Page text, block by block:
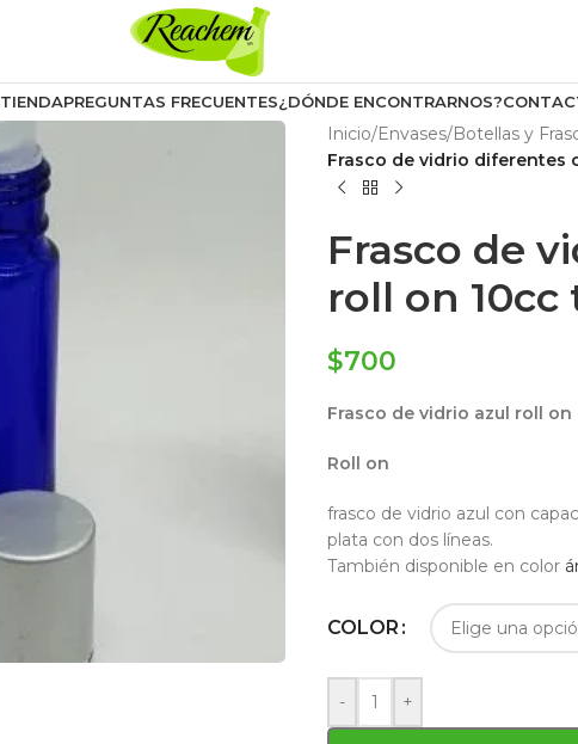
TIENDAPREGUNTAS FRECUENTES¿DÓNDE ENCONTRARNOS?
Inicio/Envases/Botellas y
Frasco de vidrio diferentes
Frasco de
roll on
$700
Frasco de vidrio azul roll
Roll on
frasco de vidrio azul con
plata con dos líneas.
También disponible en color
COLOR
- +